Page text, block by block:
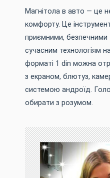
Магнітола в авто — це
комфорту. Це
приємними, безпечними
сучасним технологіям
форматі 1 din можна
з екраном, блютуз,
системою андроїд.
обирати з розумом.